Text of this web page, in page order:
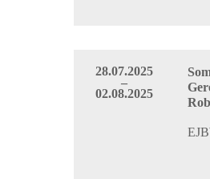
28.07.2025
–
02.08.2025